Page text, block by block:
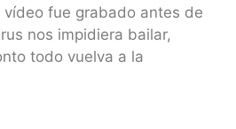
vídeo fue grabado antes de
nos impidiera bailar,
todo vuelva a la